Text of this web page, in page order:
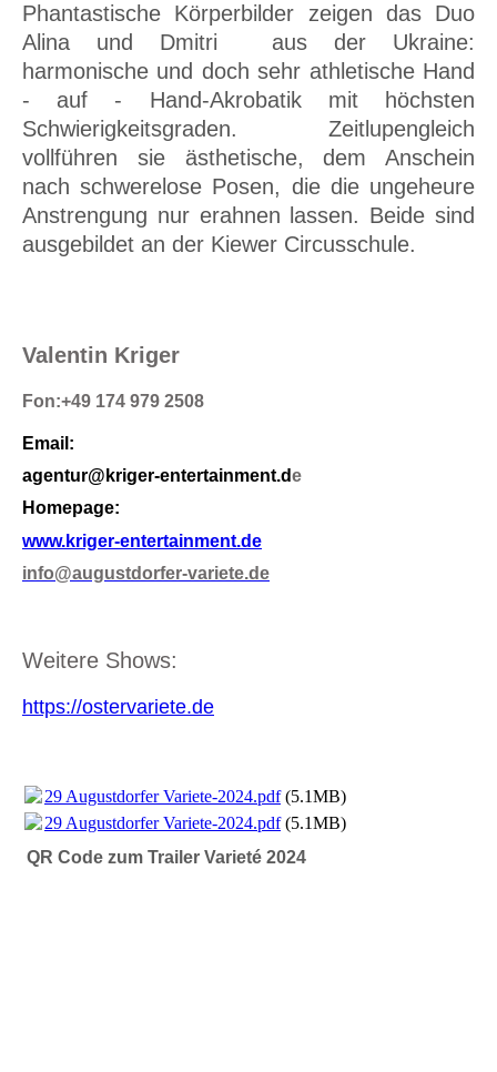
Phantastische Körperbilder zeigen das Duo
Alina und Dmitri aus der Ukraine:
harmonische und doch sehr athletische Hand
- auf - Hand-Akrobatik mit höchsten
Schwierigkeitsgraden. Zeitlupengleich
vollführen sie ästhetische, dem Anschein
nach schwerelose Posen, die die ungeheure
Anstrengung nur erahnen lassen. Beide sind
ausgebildet an der Kiewer Circusschule.
Valentin Kriger
Fon:+49 174 979 2508
Emai l:
agentur@kriger-entertainment.de
Homepage:
www.kriger-entertainment.de
info@augustdorfer-variete.de
Weitere Shows:
https://ostervariete.de
29 Augustdorfer Variete-2024.pdf(5.1MB)
29 Augustdorfer Variete-2024.pdf(5.1MB)
QR Code zum Trailer Varieté 2024